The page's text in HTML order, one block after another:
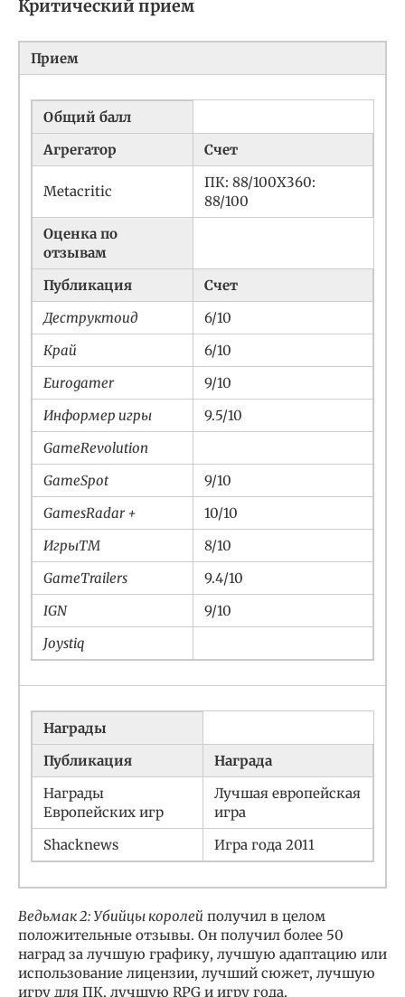
Критический прием
Прием
Общий балл
Агрегатор
Счет
Metacritic
ПК: 88/100X360:
88/100
Оценка по
отзывам
Публикация
Счет
Деструктоид
6/10
Край
6/10
Eurogamer
9/10
Информер игры
9.5/10
GameRevolution
GameSpot
9/10
GamesRadar +
10/10
ИгрыTM
8/10
GameTrailers
9.4/10
IGN
9/10
Joystiq
Награды
Публикация
Награда
Награды
Европейских игр
Лучшая европейская
игра
Shacknews
Игра года 2011
Ведьмак 2: Убийцы королей получил в целом
положительные отзывы. Он получил более 50
наград за лучшую графику, лучшую адаптацию или
использование лицензии, лучший сюжет, лучшую
игру для ПК, лучшую RPG и игру года.